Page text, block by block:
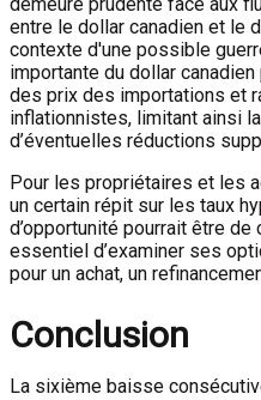
entre le dollar canadien et le
contexte d'une possible
importante du dollar
des prix des importations et
inflationnistes, limitant ainsi
d’éventuelles réductions
Pour les propriétaires et les
un certain répit sur les taux
d’opportunité pourrait être
essentiel d’examiner ses
pour un achat, un
Conclusion
La sixième baisse